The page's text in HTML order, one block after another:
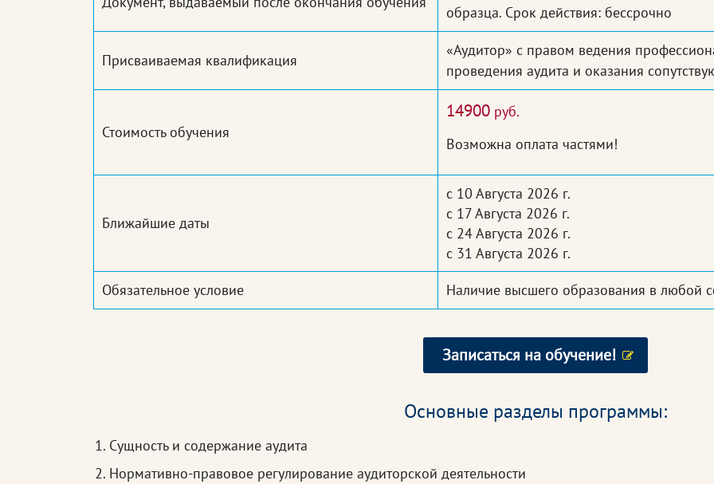
образца. Срок действия: бессрочно
Присваиваемая квалификация
«Аудитор» с правом ведения
проведения аудита и оказания
Стоимость обучения
14900 руб.
Возможна оплата частями!
Ближайшие даты
с 10 Августа 2026 г.
с 17 Августа 2026 г.
с 24 Августа 2026 г.
с 31 Августа 2026 г.
Обязательное условие
Наличие высшего образования в любой
Записаться на обучение!
Основные разделы программы:
Сущность и содержание аудита
Нормативно-правовое регулирование аудиторской деятельности